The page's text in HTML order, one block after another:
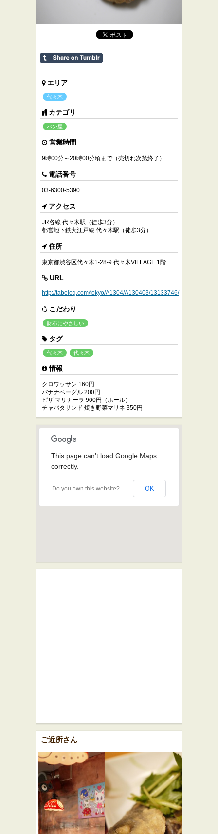
エリア
代々木
カテゴリ
パン屋
営業時間
9時00分～20時00分頃まで（売切れ次第終了）
電話番号
03-6300-5390
アクセス
JR各線 代々木駅（徒歩3分）
都営地下鉄大江戸線 代々木駅（徒歩3分）
住所
東京都渋谷区代々木1-28-9 代々木VILLAGE 1階
URL
http://tabelog.com/tokyo/A1304/A130403/13133746/
こだわり
財布にやさしい
タグ
代々木 代々木
情報
クロワッサン 160円
バナナベーグル 200円
ピザ マリナーラ 900円（ホール）
チャバタサンド 焼き野菜マリネ 350円
This page can't load Google Maps
correctly.
Do you own this website? OK
ご近所さん